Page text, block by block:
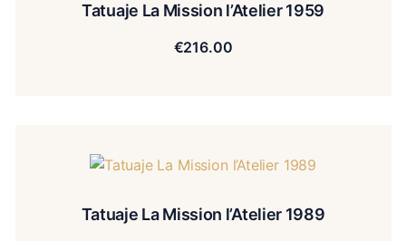
Tatuaje La Mission l’Atelier 1959
€216.00
Tatuaje La Mission l’Atelier 1989